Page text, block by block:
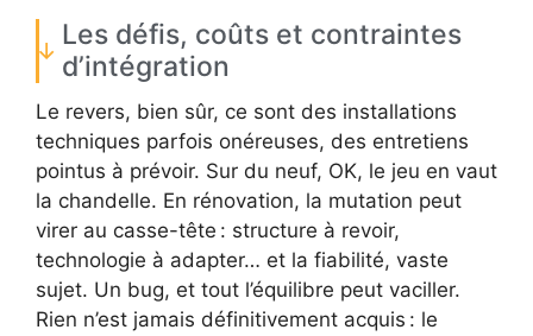
Les défis, coûts et contraintes
d’intégration
Le revers, bien sûr, ce sont des installations
techniques parfois onéreuses, des entretiens
pointus à prévoir. Sur du neuf, OK, le jeu en vaut
la chandelle. En rénovation, la mutation peut
virer au casse-tête : structure à revoir,
technologie à adapter… et la fiabilité, vaste
sujet. Un bug, et tout l’équilibre peut vaciller.
Rien n’est jamais définitivement acquis : le